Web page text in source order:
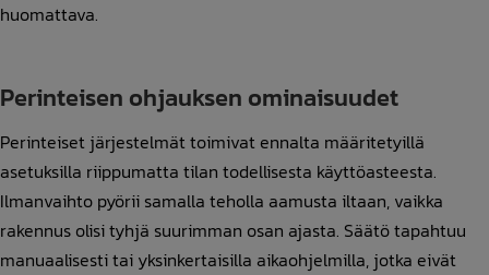
huomattava.
Perinteisen ohjauksen ominaisuudet
Perinteiset järjestelmät toimivat ennalta määritetyillä
asetuksilla riippumatta tilan todellisesta käyttöasteesta.
Ilmanvaihto pyörii samalla teholla aamusta iltaan, vaikka
rakennus olisi tyhjä suurimman osan ajasta. Säätö tapahtuu
manuaalisesti tai yksinkertaisilla aikaohjelmilla, jotka eivät